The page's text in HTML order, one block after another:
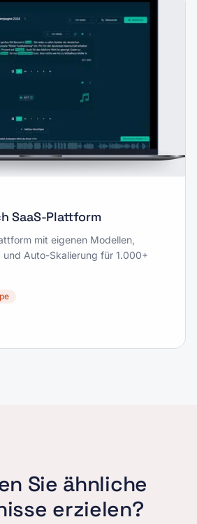
SaaS-Plattform
mit eigenen Modellen,
Auto-Skalierung für 1.000+
Sie ähnliche
erzielen?